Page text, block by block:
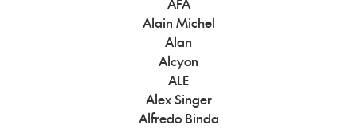
AFA
Alain Michel
Alan
Alcyon
ALE
Alex Singer
Alfredo Binda